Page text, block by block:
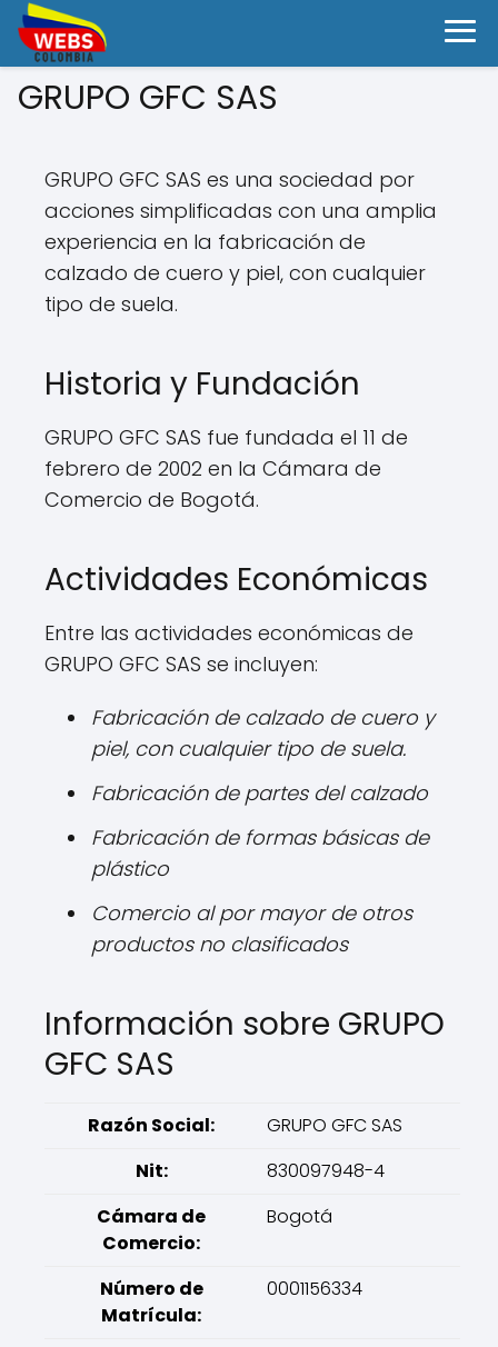
GRUPO GFC SAS
GRUPO GFC SAS es una sociedad por
acciones simplificadas con una amplia
experiencia en la fabricación de
calzado de cuero y piel, con cualquier
tipo de suela.
Historia y Fundación
GRUPO GFC SAS fue fundada el 11 de
febrero de 2002 en la Cámara de
Comercio de Bogotá.
Actividades Económicas
Entre las actividades económicas de
GRUPO GFC SAS se incluyen:
Fabricación de calzado de cuero y
piel, con cualquier tipo de suela.
Fabricación de partes del calzado
Fabricación de formas básicas de
plástico
Comercio al por mayor de otros
productos no clasificados
Información sobre GRUPO
GFC SAS
Razón Social:
GRUPO GFC SAS
Nit:
830097948-4
Cámara de
Comercio:
Bogotá
Número de
Matrícula:
0001156334